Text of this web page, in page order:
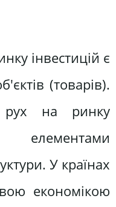
інвестицій є
(товарів).
рух на ринку
У країнах
економікою